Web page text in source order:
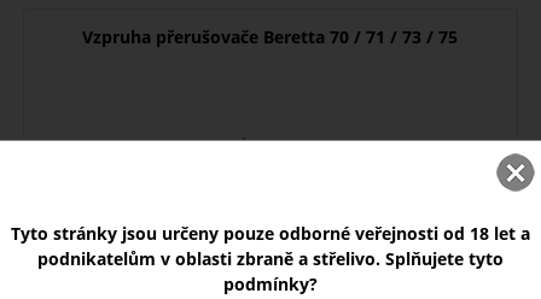
Vzpruha přerušovače Beretta 70 / 71 / 73 / 75
Tyto stránky jsou určeny pouze odborné veřejnosti od 18 let a
podnikatelům v oblasti zbraně a střelivo. Splňujete tyto
podmínky?